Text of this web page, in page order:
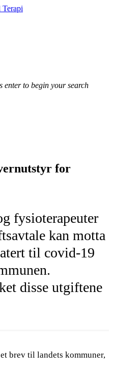
enter to begin your search
for
fysioterapeuter
kan motta
til covid-19
disse utgiftene
brev til landets kommuner,